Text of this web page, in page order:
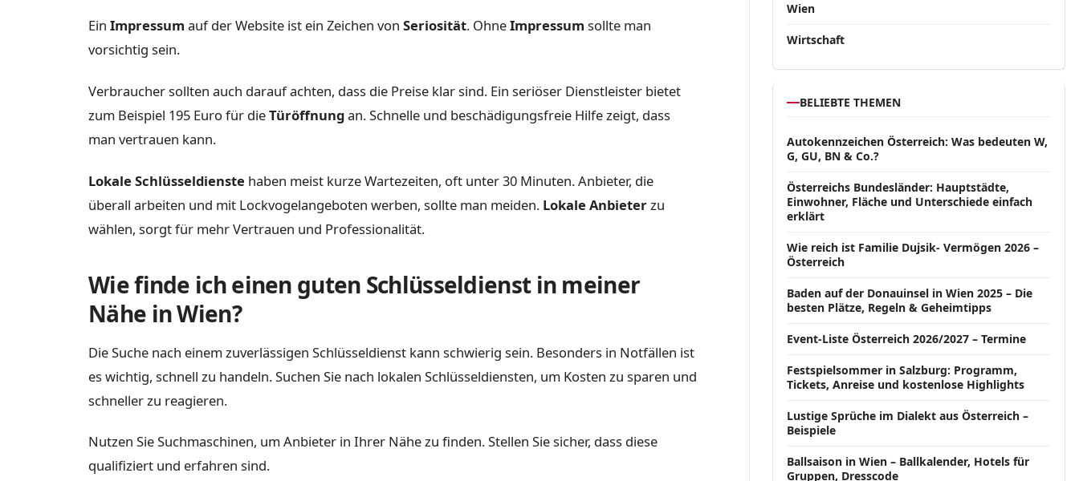
Ein Impressum auf der Website ist ein Zeichen von Seriosität. OhneImpressum sollte man
vorsichtig sein.
Verbraucher sollten auch darauf achten, dass die Preise klar sind. Ein seriöser Dienstleister bietet
zum Beispiel 195 Euro für dieTüröffnungan. Schnelle und beschädigungsfreie Hilfe zeigt, dass
man vertrauen kann.
Lokale Schlüsseldienste haben meist kurze Wartezeiten, oft unter 30 Minuten. Anbieter, die
überall arbeiten und mit Lockvogelangeboten werben, sollte man meiden. Lokale Anbieterzu
wählen, sorgt für mehr Vertrauen und Professionalität.
Wie finde ich einen guten Schlüsseldienst in meiner
Nähe in Wien?
Die Suche nach einem zuverlässigen Schlüsseldienst kann schwierig sein. Besonders in Notfällen ist
es wichtig, schnell zu handeln. Suchen Sie nach lokalen Schlüsseldiensten, um Kosten zu sparen und
schneller zu reagieren.
Nutzen Sie Suchmaschinen, um Anbieter in Ihrer Nähe zu finden. Stellen Sie sicher, dass diese
qualifiziert und erfahren sind.
Wien
Wirtschaft
BELIEBTE THEMEN
Autokennzeichen Österreich: Was bedeuten W,
G, GU, BN & Co.?
Österreichs Bundesländer: Hauptstädte,
Einwohner, Fläche und Unterschiede einfach
erklärt
Wie reich ist Familie Dujsik- Vermögen 2026 –
Österreich
Baden auf der Donauinsel in Wien 2025 – Die
besten Plätze, Regeln & Geheimtipps
Event-Liste Österreich 2026/2027 – Termine
Festspielsommer in Salzburg: Programm,
Tickets, Anreise und kostenlose Highlights
Lustige Sprüche im Dialekt aus Österreich –
Beispiele
Ballsaison in Wien – Ballkalender, Hotels für
Gruppen, Dresscode